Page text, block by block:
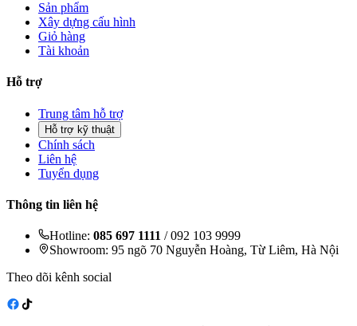
Sản phẩm
Xây dựng cấu hình
Giỏ hàng
Tài khoản
Hỗ trợ
Trung tâm hỗ trợ
Hỗ trợ kỹ thuật
Chính sách
Liên hệ
Tuyển dụng
Thông tin liên hệ
Hotline: 085 697 1111 / 092 103 9999
Showroom: 95 ngõ 70 Nguyễn Hoàng, Từ Liêm, Hà Nội
Theo dõi kênh social